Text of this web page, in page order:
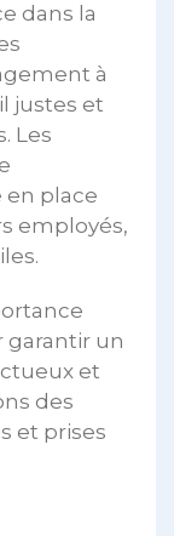
dans la
à
justes et
Les
en place
employés,
garantir un
et
des
et prises